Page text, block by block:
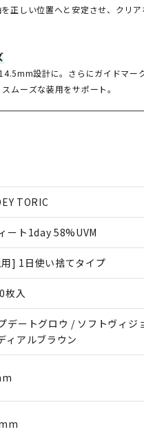
正しい位置へと安定させ、クリア
設計に。さらにガイドマー
ムーズな装用をサポート。
TORIC
ート1day 58%UVM
] 1日使い捨てタイプ
枚入
デートグロウ / ソフトヴィジ
ィアルブラウン